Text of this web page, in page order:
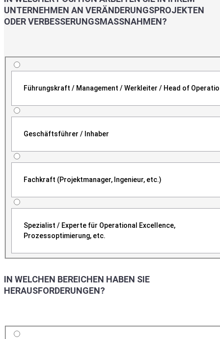
UNTERNEHMEN AN VERÄNDERUNGSPROJEKTEN
ODER VERBESSERUNGSMASSNAHMEN?
Führungskraft / Management / Werkleiter / Head of
Geschäftsführer / Inhaber
Fachkraft (Projektmanager, Ingenieur, etc.)
Spezialist / Experte für Operational Excellence,
Prozessoptimierung, etc.
IN WELCHEN BEREICHEN HABEN SIE
HERAUSFORDERUNGEN?